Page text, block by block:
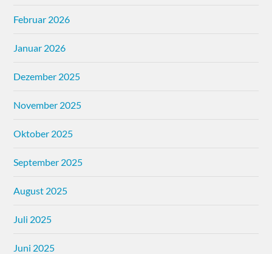
Februar 2026
Januar 2026
Dezember 2025
November 2025
Oktober 2025
September 2025
August 2025
Juli 2025
Juni 2025